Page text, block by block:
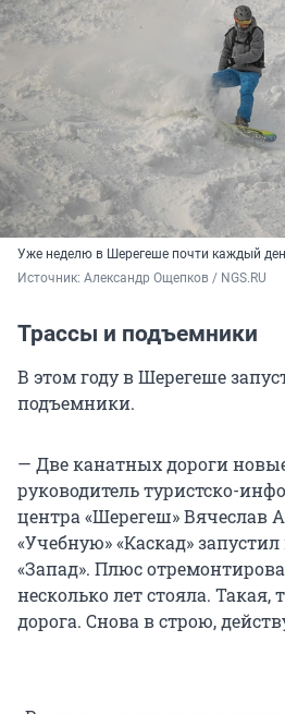
Уже неделю в Шерегеше почти каждый
Источник: Александр Ощепков / NGS.RU
Трассы и подъемники
В этом году в Шерегеше
подъемники.
— Две канатных дороги
руководитель туристско-
центра «Шерегеш» Вячеслав
«Учебную» «Каскад»
«Запад». Плюс
несколько лет стояла. Такая,
дорога. Снова в строю,